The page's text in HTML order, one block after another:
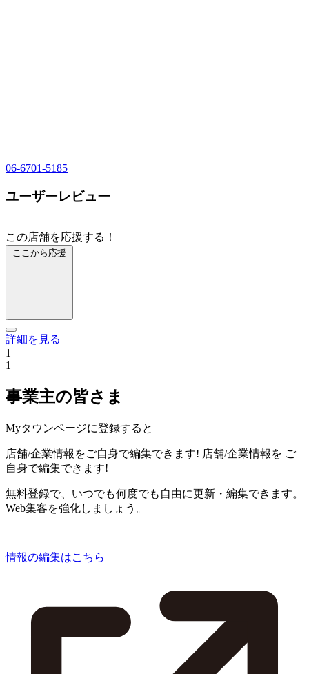
06-6701-5185
ユーザーレビュー
この店舗を応援する！
ここから応援
詳細を見る
1
1
事業主の皆さま
Myタウンページに登録すると
店舗/企業情報をご自身で編集できます! 店舗/企業情報を ご
自身で編集できます!
無料登録で、いつでも何度でも自由に更新・編集できます。
Web集客を強化しましょう。
情報の編集はこちら